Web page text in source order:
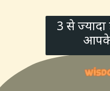
3 से
आपके